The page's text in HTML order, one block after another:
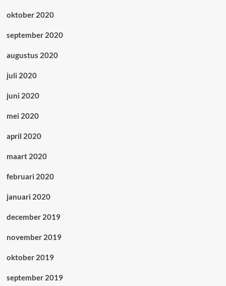
oktober 2020
september 2020
augustus 2020
juli 2020
juni 2020
mei 2020
april 2020
maart 2020
februari 2020
januari 2020
december 2019
november 2019
oktober 2019
september 2019